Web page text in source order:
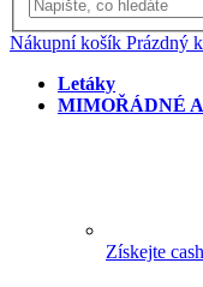
Nákupní košík Prázdný
Letáky
MIMOŘÁDNÉ
Získejte